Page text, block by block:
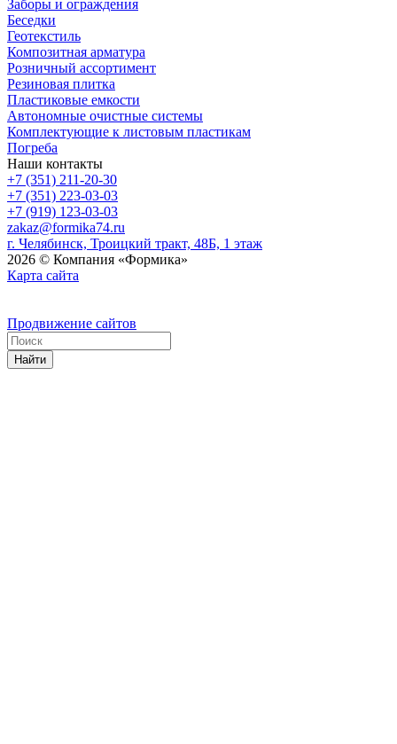
Заборы и ограждения
Беседки
Геотекстиль
Композитная арматура
Розничный ассортимент
Резиновая плитка
Пластиковые емкости
Автономные очистные системы
Комплектующие к листовым пластикам
Погреба
Наши контакты
+7 (351) 211-20-30
+7 (351) 223-03-03
+7 (919) 123-03-03
zakaz@formika74.ru
г. Челябинск, Троицкий тракт, 48Б, 1 этаж
2026 © Компания «Формика»
Карта сайта
Продвижение сайтов
Найти